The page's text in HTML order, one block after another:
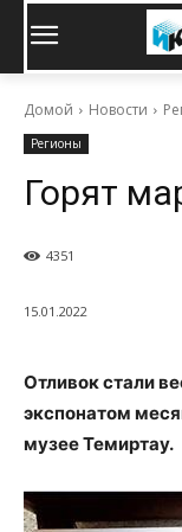
Домой Новости
Регионы
Горят
4351
15.01.2022
Отливок стали
экспонатом
музее Темиртау.